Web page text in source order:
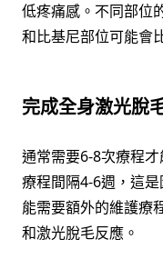
低疼痛感。不同部位
和比基尼部位可能會
完成全身激光脫
通常需要6-8次療程
療程間隔4-6週，這
能需要額外的維護療
和激光脫毛反應。